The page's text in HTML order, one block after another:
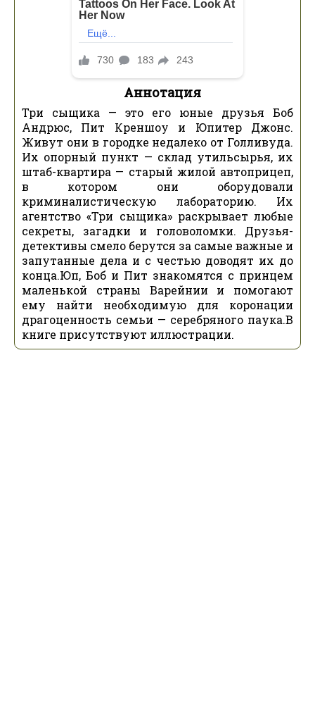
Аннотация
Три сыщика — это его юные друзья Боб
Андрюс, Пит Креншоу и Юпитер Джонс.
Живут они в городке недалеко от Голливуда.
Их опорный пункт — склад утильсырья, их
штаб-квартира — старый жилой автоприцеп,
в котором они оборудовали
криминалистическую лабораторию. Их
агентство «Три сыщика» раскрывает любые
секреты, загадки и головоломки. Друзья-
детективы смело берутся за самые важные и
запутанные дела и с честью доводят их до
конца.Юп, Боб и Пит знакомятся с принцем
маленькой страны Варейнии и помогают
ему найти необходимую для коронации
драгоценность семьи — серебряного паука.В
книге присутствуют иллюстрации.